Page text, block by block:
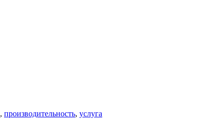
, производительность, услуга